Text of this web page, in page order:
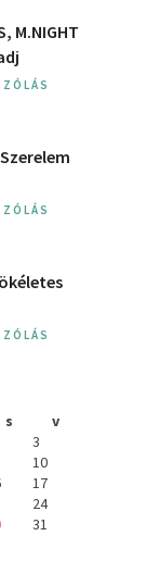
M.NIGHT
Szerelem
s
v
3
10
17
24
31